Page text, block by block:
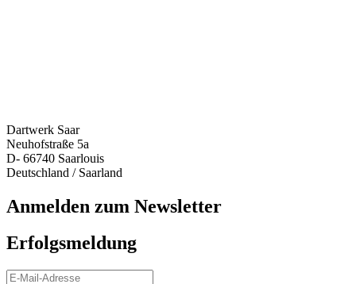
Dartwerk Saar
Neuhofstraße 5a
D- 66740 Saarlouis
Deutschland / Saarland
Anmelden zum Newsletter
Erfolgsmeldung